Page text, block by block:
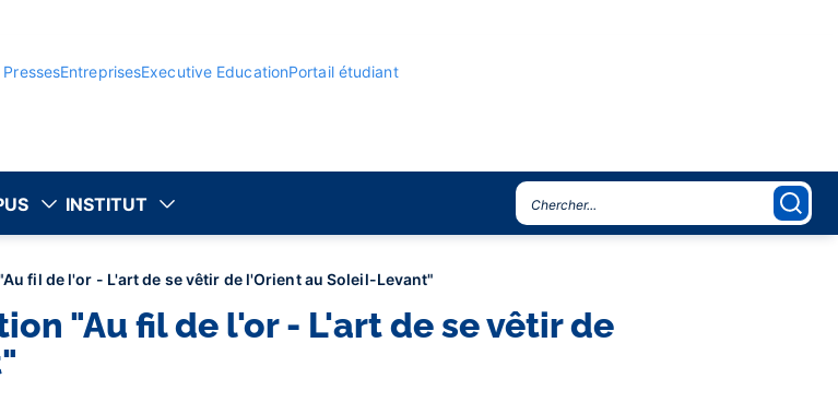
PressesEntreprisesExecutive EducationPortail étudiant
INSTITUT
fil de l'or - L'art de se vêtir de l'Orient au Soleil-Levant"
"Au fil de l'or - L'art de se vêtir de